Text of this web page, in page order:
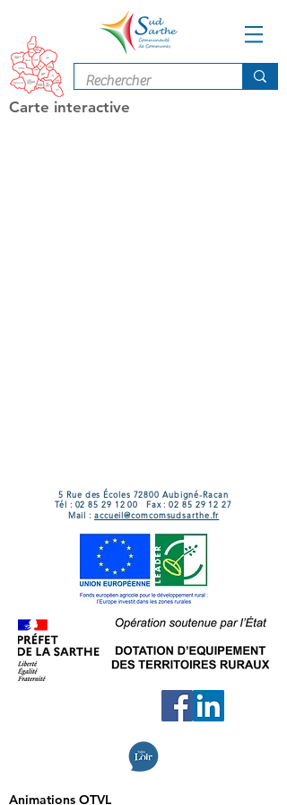
Carte interactive
5 Rue des Écoles 72800 Aubigné-Racan
Tél : 02 85 29 12 00 Fax :02 85 29 12 27
Mail : accueil@comcomsudsarthe.fr
Animations OTVL